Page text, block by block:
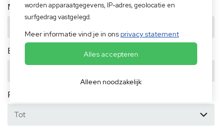
Merk
Bouwjaar
Prijs
worden apparaatgegevens, IP-adres, geolocatie en
surfgedrag vastgelegd.
Meer informatie vind je in ons privacy statement
Alles accepteren
Alleen noodzakelijk